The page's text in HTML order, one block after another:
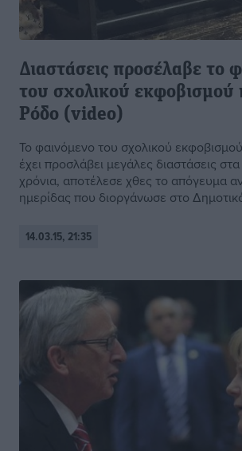
Διαστάσεις προσέλαβε το
του σχολικού εκφοβισμού
Ρόδο (video)
Το φαινόμενο του σχολικού
έχει προσλάβει μεγάλες διαστάσεις
χρόνια, αποτέλεσε χθες το απόγευμα
ημερίδας που διοργάνωσε στο
14.03.15, 21:35